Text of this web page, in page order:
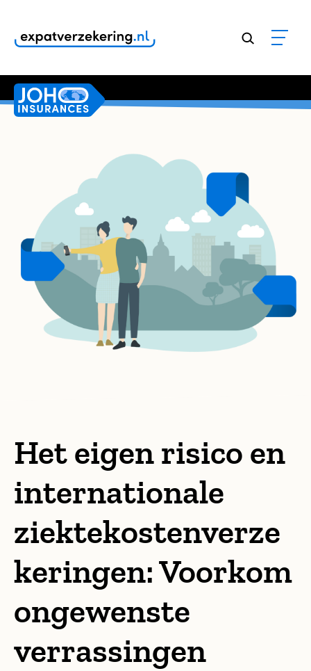
Klanten geven onze dienstverlening een
Het eigen risico en
internationale
ziektekostenverze
keringen: Voorkom
ongewenste
verrassingen